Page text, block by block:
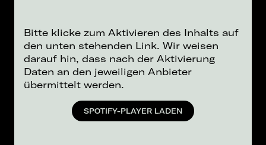
Bitte klicke zum Aktivieren des Inhalts auf
den unten stehenden Link. Wir weisen
darauf hin, dass nach der Aktivierung
Daten an den jeweiligen Anbieter
übermittelt werden.
SPOTIFY-PLAYER LADEN